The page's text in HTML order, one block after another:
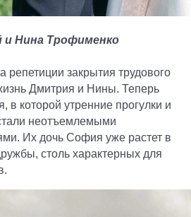
Нина Трофименко
репетиции закрытия трудового
Дмитрия и Нины. Теперь
которой утренние прогулки и
неотъемлемыми
Их дочь София уже растет в
столь характерных для